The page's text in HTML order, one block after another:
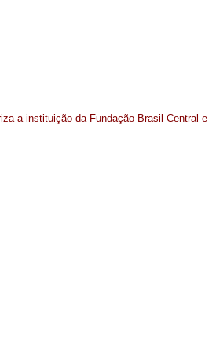
a instituição da Fundação Brasil Central e